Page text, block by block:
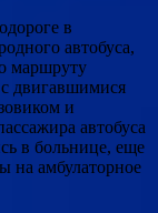
в
автобуса,
маршруту
двигавшимися
и
автобуса
в больнице, еще
на амбулаторное